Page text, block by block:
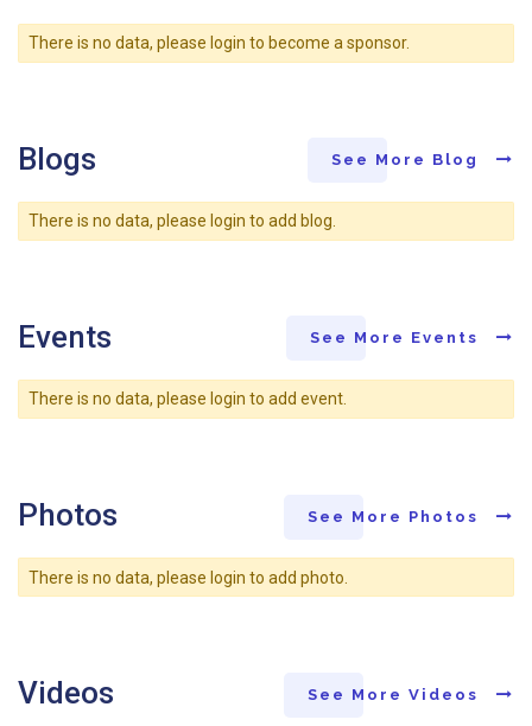
There is no data, please login to become a sponsor.
Blogs See More Blog
There is no data, please login to add blog.
Events See More Events
There is no data, please login to add event.
Photos See More Photos
There is no data, please login to add photo.
Videos See More Videos